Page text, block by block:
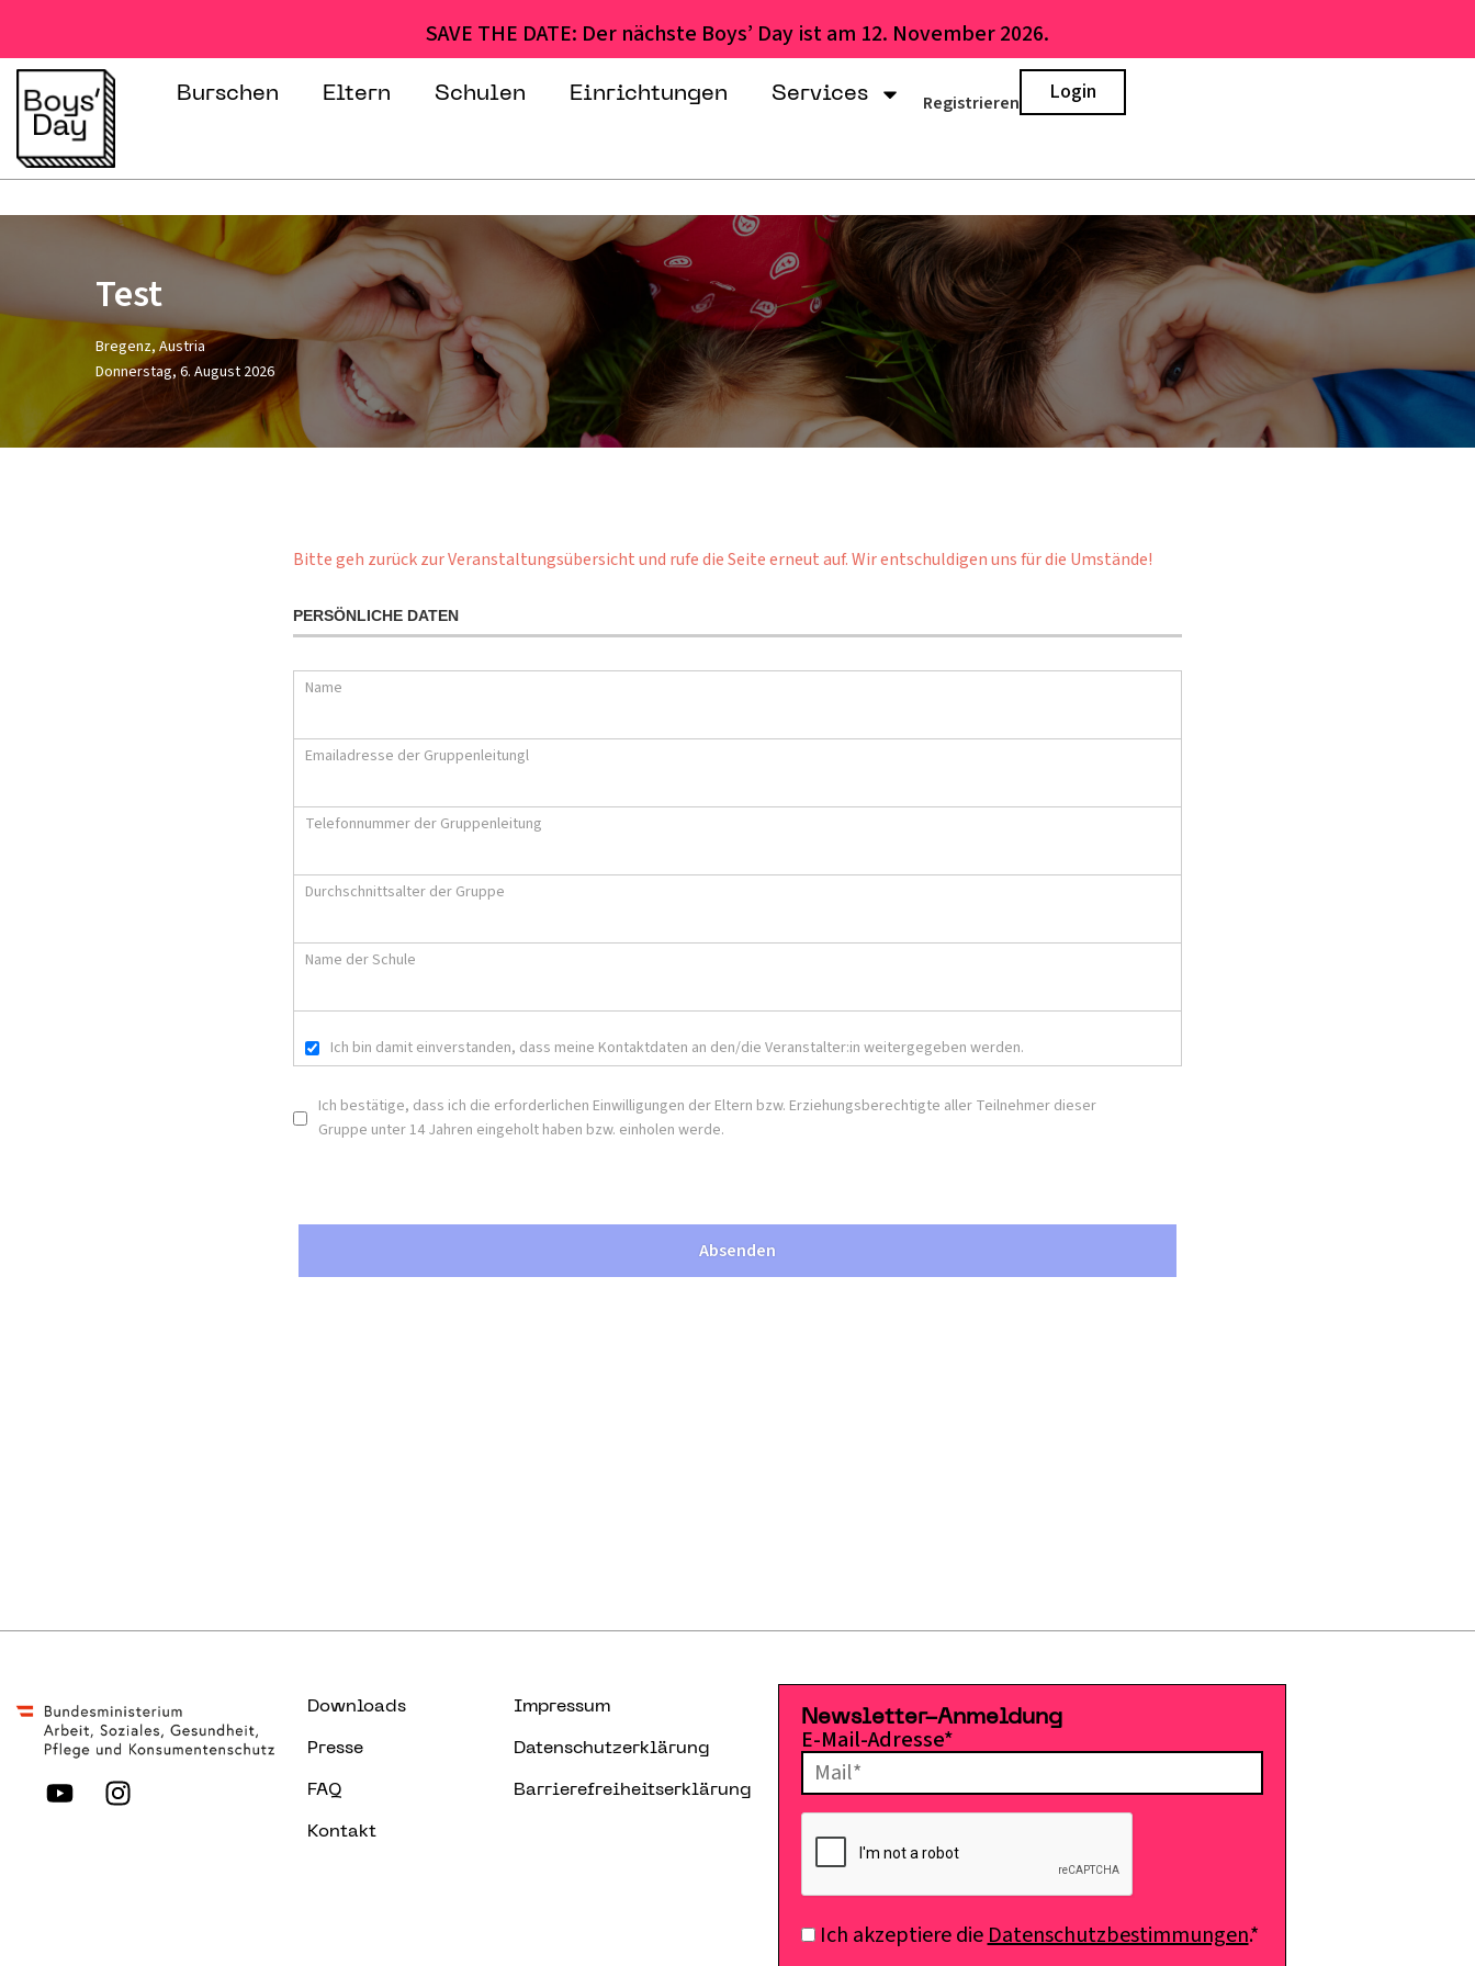
SAVE THE DATE: Der nächste Boys’ Day ist am 12. November 2026.
Burschen Eltern Schulen Einrichtungen Services Registrieren Login
Test
Bregenz, Austria
Donnerstag, 6. August 2026
Bitte geh zurück zur Veranstaltungsübersicht und rufe die Seite erneut auf. Wir entschuldigen uns für die Umstände!
PERSÖNLICHE DATEN
Name
Emailadresse der Gruppenleitungl
Telefonnummer der Gruppenleitung
Durchschnittsalter der Gruppe
Name der Schule
Ich bin damit einverstanden, dass meine Kontaktdaten an den/die Veranstalter:in weitergegeben werden.
Ich bestätige, dass ich die erforderlichen Einwilligungen der Eltern bzw. Erziehungsberechtigte aller Teilnehmer dieser
Gruppe unter 14 Jahren eingeholt haben bzw. einholen werde.
Absenden
Downloads
Presse
FAQ
Kontakt
Impressum
Datenschutzerklärung
Barrierefreiheitserklärung
Newsletter-Anmeldung
E-Mail-Adresse*
Ich akzeptiere dieDatenschutzbestimmungen.*